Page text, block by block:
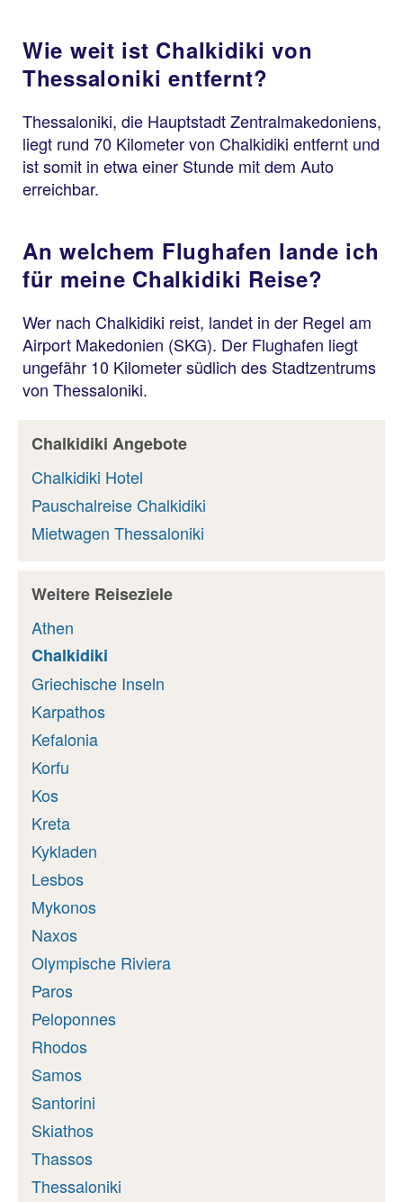
Wie weit ist Chalkidiki von
Thessaloniki entfernt?
Thessaloniki, die Hauptstadt Zentralmakedoniens,
liegt rund 70 Kilometer von Chalkidiki entfernt und
ist somit in etwa einer Stunde mit dem Auto
erreichbar.
An welchem Flughafen lande ich
für meine Chalkidiki Reise?
Wer nach Chalkidiki reist, landet in der Regel am
Airport Makedonien (SKG). Der Flughafen liegt
ungefähr 10 Kilometer südlich des Stadtzentrums
von Thessaloniki.
Chalkidiki Angebote
Chalkidiki Hotel
Pauschalreise Chalkidiki
Mietwagen Thessaloniki
Weitere Reiseziele
Athen
Chalkidiki
Griechische Inseln
Karpathos
Kefalonia
Korfu
Kos
Kreta
Kykladen
Lesbos
Mykonos
Naxos
Olympische Riviera
Paros
Peloponnes
Rhodos
Samos
Santorini
Skiathos
Thassos
Thessaloniki